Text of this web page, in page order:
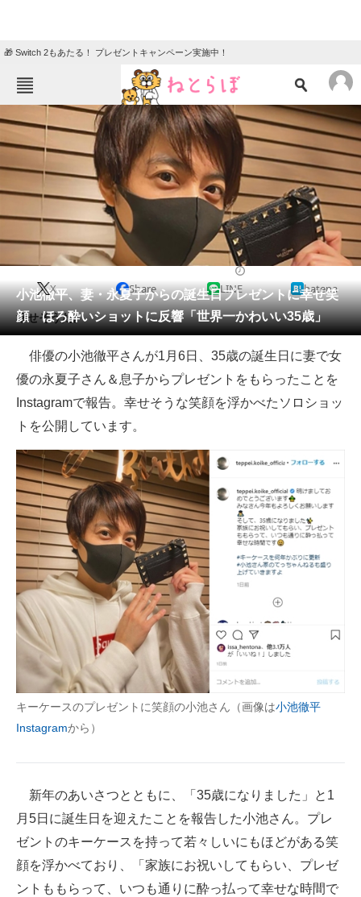
🎁 Switch 2もあたる！ プレゼントキャンペーン実施中！
ねとらぼメニュー
ニュース
エンタメ クイズ
グルメ 地域
教育・育児
リサーチ
会員記事
メディア
注目記事を集めた総合ページ
ITの今と未来を見通す
スマホと通信の最新トレンド
進化するPCとデバイスの未来
好きが集まる 比べて選べる
ビジネスと働き方のヒント
AI活用のいまが分かる
企業ITのトレンドを詳説
経営リーダーのコミュニティ
マーケ×ITの今がよく分かる
ITエンジニア向け専門サイト
製造業のIT導入・活用を支援
モノづくり技術者専門サイト
エレクトロニクス専門サイト
小池徹平、妻・永夏子からの誕生日プレゼントに幸せ笑
顔 ほろ酔いショットに反響「世界一かわいい35歳」
X Share LINE hatena
幸せそうだ。
俳優の小池徹平さんが1月6日、35歳の誕生日に妻で女
優の永夏子さん＆息子からプレゼントをもらったことを
Instagramで報告。幸せそうな笑顔を浮かべたソロショッ
トを公開しています。
キーケースのプレゼントに笑顔の小池さん（画像は小池徹平
Instagramから）
新年のあいさつとともに、「35歳になりました」と1
月5日に誕生日を迎えたことを報告した小池さん。プレ
ゼントのキーケースを持って若々しいにもほどがある笑
顔を浮かべており、「家族にお祝いしてもらい、プレゼ
ントももらって、いつも通りに酔っ払って幸せな時間で